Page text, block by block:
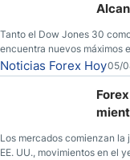
Tanto el Dow Jones 30
encuentra nuevos máximos
llamadas de ganancias; el
esperanzas; el dólar
yen; el peso mexicano ve
Noticias Forex Hoy05/
Los mercados comienzan la
EE. UU., movimientos en el